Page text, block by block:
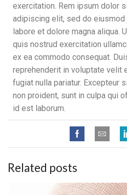
exercitation. Rem ipsum dolor
adipiscing elit, sed do
labore et dolore magna aliqua.
quis nostrud exercitation
ex ea commodo consequat.
reprehenderit in voluptate velit
fugiat nulla pariatur. Excepteur
non proident, sunt in culpa qui
id est laborum.
Related posts